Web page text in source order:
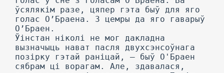
ўсялякім разе, цяпер гэта быў для яго
голас О’Браена. 3 цемры да яго гаварыў
О’Браен.
Ўінстан ніколі не мог дакладна
вызначыць нават пасля двухсэнсоўнага
позірку гэтай раніцай, — быў О'Браен
сябрам ці ворагам. Але, здавалася,